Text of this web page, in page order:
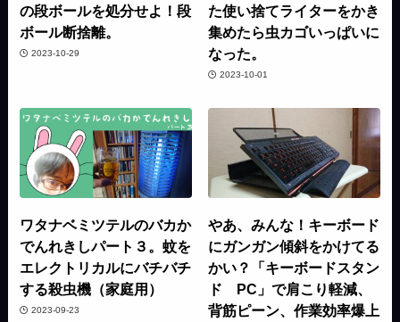
の段ボールを処分せよ！段
ボール断捨離。
2023-10-29
た使い捨てライターをかき
集めたら虫カゴいっぱいに
なった。
2023-10-01
ワタナベミツテルのバカか
でんれきしパート３。蚊を
エレクトリカルにバチバチ
する殺虫機（家庭用）
2023-09-23
やあ、みんな！キーボード
にガンガン傾斜をかけてる
かい？「キーボードスタン
ド PC」で肩こり軽減、
背筋ピーン、作業効率爆上